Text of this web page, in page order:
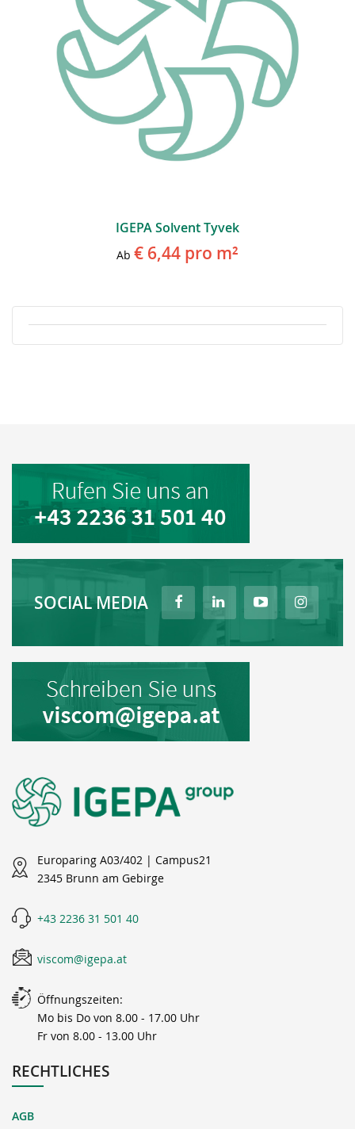
IGEPA Solvent Tyvek
Ab € 6,44 pro m²
SOCIAL MEDIA
Europaring A03/402 | Campus21
2345 Brunn am Gebirge
+43 2236 31 501 40
viscom@igepa.at
Öffnungszeiten:
Mo bis Do von 8.00 - 17.00 Uhr
Fr von 8.00 - 13.00 Uhr
RECHTLICHES
AGB